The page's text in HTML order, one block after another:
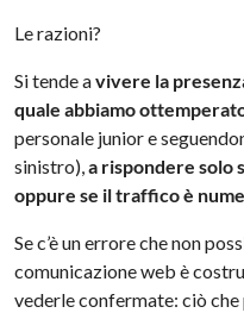
Le razioni?
Si tende avivere la
quale abbiamo
personale junior e
sinistro),a rispondere solo
oppure se il traffico è
Se c’è un errore che non
comunicazione web è
vederle confermate: ciò